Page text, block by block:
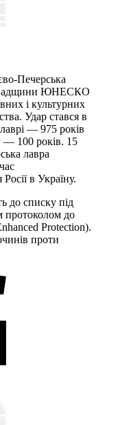
Печерська
ЮНЕСКО
і культурних
Удар стався в
— 975 років
— 100 років. 15
лавра
в Україну.
до списку під
протоколом до
Protection).
проти